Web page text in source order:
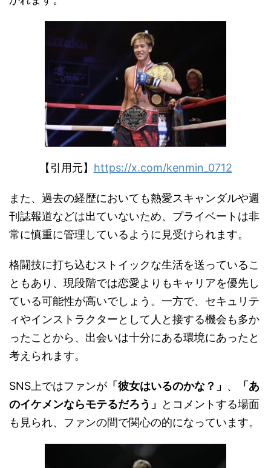
【引用元】 https://x.com/kenmin_0712
また、過去の経歴においても熱愛スキャンダルや週
刊誌報道などは出ていないため、プライベートは非
常に慎重に管理しているように見受けられます。
格闘技に打ち込むストイックな生活を送っているこ
ともあり、現段階では恋愛よりもキャリアを優先し
ている可能性が高いでしょう。一方で、セキュリテ
ィやインストラクターとして人と接する機会も多か
ったことから、出会いは十分にある環境にあったと
考えられます。
SNS上ではファンが 「彼女はいるのかな？」 、
「あ
のイケメンならモテるだろう」
とコメントする場面
も見られ、ファンの間で関心の的になっています。